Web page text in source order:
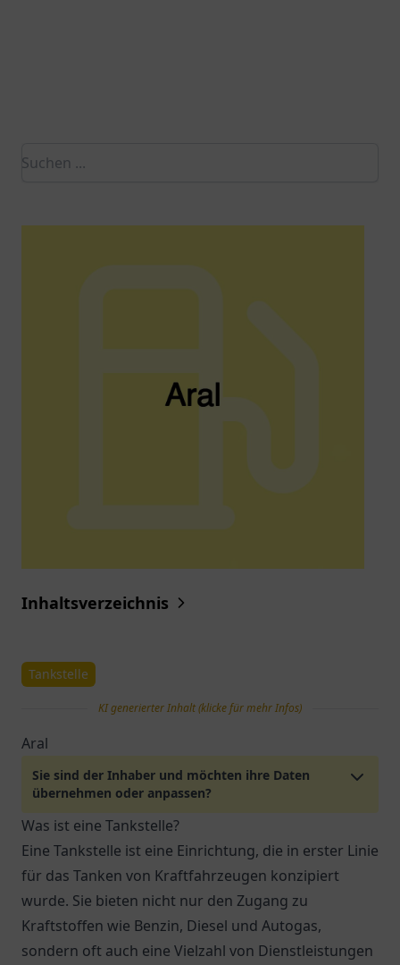
Inhaltsverzeichnis
Tankstelle
KI generierter Inhalt (klicke für mehr Infos)
Aral
Sie sind der Inhaber und möchten ihre Daten
übernehmen oder anpassen?
Was ist eine Tankstelle?
Eine Tankstelle ist eine Einrichtung, die in erster Linie
für das Tanken von Kraftfahrzeugen konzipiert
wurde. Sie bieten nicht nur den Zugang zu
Kraftstoffen wie Benzin, Diesel und Autogas,
sondern oft auch eine Vielzahl von Dienstleistungen